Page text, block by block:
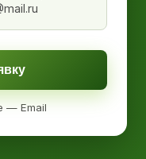
— Email